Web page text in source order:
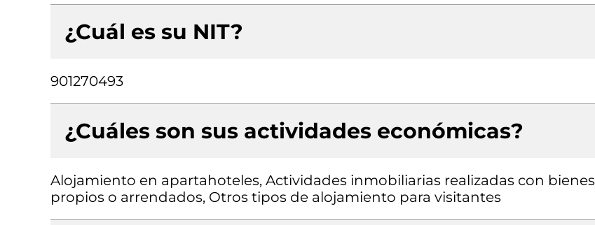
¿Cuál es su NIT?
901270493
¿Cuáles son sus actividades económicas?
Alojamiento en apartahoteles, Actividades inmobiliarias realizadas con bienes
propios o arrendados, Otros tipos de alojamiento para visitantes